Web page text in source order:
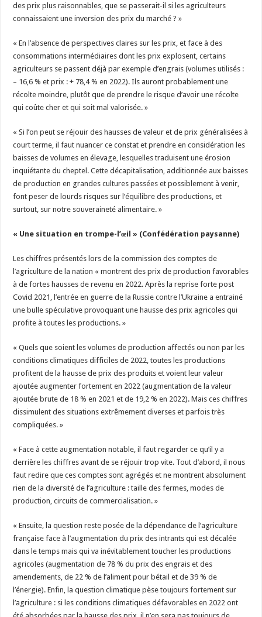
des prix plus raisonnables, que se passerait-il si les agriculteurs
connaissaient une inversion des prix du marché ? »
« En l’absence de perspectives claires sur les prix, et face à des
consommations intermédiaires dont les prix explosent, certains
agriculteurs se passent déjà par exemple d’engrais (volumes utilisés :
– 16,6 % et prix : + 78,4 % en 2022). Ils auront probablement une
récolte moindre, plutôt que de prendre le risque d’avoir une récolte
qui coûte cher et qui soit mal valorisée. »
« Si l’on peut se réjouir des hausses de valeur et de prix généralisées à
court terme, il faut nuancer ce constat et prendre en considération les
baisses de volumes en élevage, lesquelles traduisent une érosion
inquiétante du cheptel. Cette décapitalisation, additionnée aux baisses
de production en grandes cultures passées et possiblement à venir,
font peser de lourds risques sur l’équilibre des productions, et
surtout, sur notre souveraineté alimentaire. »
« Une situation en trompe-l’œil » (Confédération paysanne)
Les chiffres présentés lors de la commission des comptes de
l’agriculture de la nation « montrent des prix de production favorables
à de fortes hausses de revenu en 2022. Après la reprise forte post
Covid 2021, l’entrée en guerre de la Russie contre l’Ukraine a entrainé
une bulle spéculative provoquant une hausse des prix agricoles qui
profite à toutes les productions. »
« Quels que soient les volumes de production affectés ou non par les
conditions climatiques difficiles de 2022, toutes les productions
profitent de la hausse de prix des produits et voient leur valeur
ajoutée augmenter fortement en 2022 (augmentation de la valeur
ajoutée brute de 18 % en 2021 et de 19,2 % en 2022). Mais ces chiffres
dissimulent des situations extrêmement diverses et parfois très
compliquées. »
« Face à cette augmentation notable, il faut regarder ce qu’il y a
derrière les chiffres avant de se réjouir trop vite. Tout d’abord, il nous
faut redire que ces comptes sont agrégés et ne montrent absolument
rien de la diversité de l’agriculture : taille des fermes, modes de
production, circuits de commercialisation. »
« Ensuite, la question reste posée de la dépendance de l’agriculture
française face à l’augmentation du prix des intrants qui est décalée
dans le temps mais qui va inévitablement toucher les productions
agricoles (augmentation de 78 % du prix des engrais et des
amendements, de 22 % de l’aliment pour bétail et de 39 % de
l’énergie). Enfin, la question climatique pèse toujours fortement sur
l’agriculture : si les conditions climatiques défavorables en 2022 ont